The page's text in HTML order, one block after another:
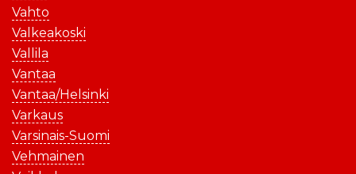
Vahto
Valkeakoski
Vallila
Vantaa
Vantaa/Helsinki
Varkaus
Varsinais-Suomi
Vehmainen